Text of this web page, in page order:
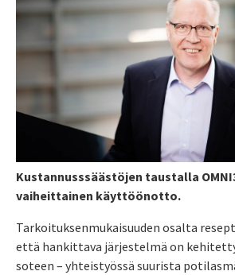
Kustannusssäästöjen taustalla
vaiheittainen käyttöönotto.
Tarkoituksenmukaisuuden osalta
että hankittava järjestelmä on
soteen – yhteistyössä suurista